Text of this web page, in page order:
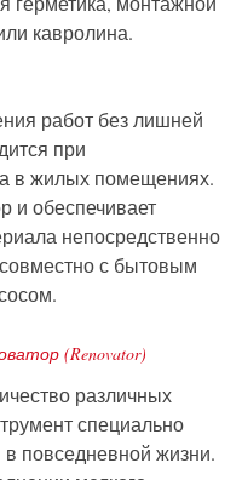
кавролина.
работ без лишней
при
в жилых помещениях.
и обеспечивает
непосредственно
с бытовым
(Renovator)
различных
специально
повседневной жизни.